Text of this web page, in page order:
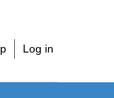
Log in